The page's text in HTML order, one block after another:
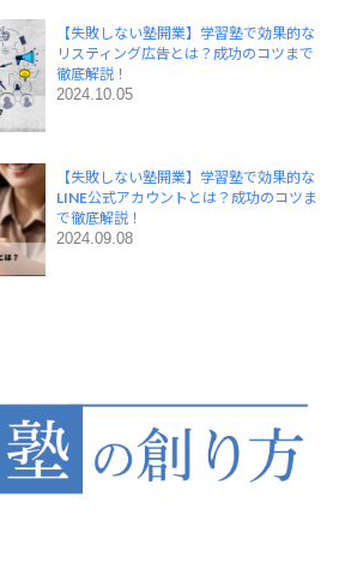
【失敗しない塾開業】学習塾で効果的な
リスティング広告とは？成功のコツまで
徹底解説！
2024.10.05
【失敗しない塾開業】学習塾で効果的な
LINE公式アカウントとは？成功のコツま
で徹底解説！
2024.09.08